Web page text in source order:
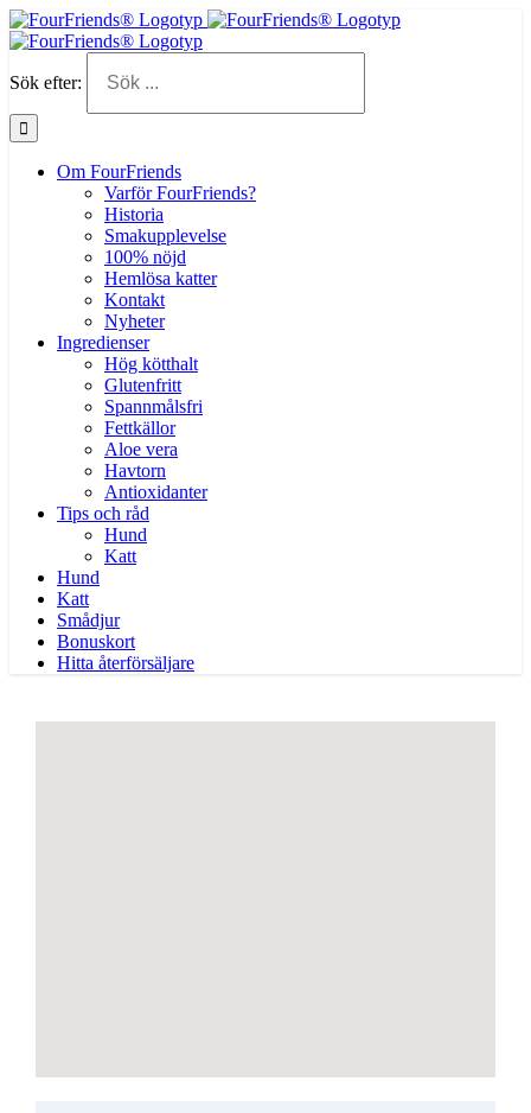
Sök efter:
Om FourFriends
Varför FourFriends?
Historia
Smakupplevelse
100% nöjd
Hemlösa katter
Kontakt
Nyheter
Ingredienser
Hög kötthalt
Glutenfritt
Spannmålsfri
Fettkällor
Aloe vera
Havtorn
Antioxidanter
Tips och råd
Hund
Katt
Hund
Katt
Smådjur
Bonuskort
Hitta återförsäljare